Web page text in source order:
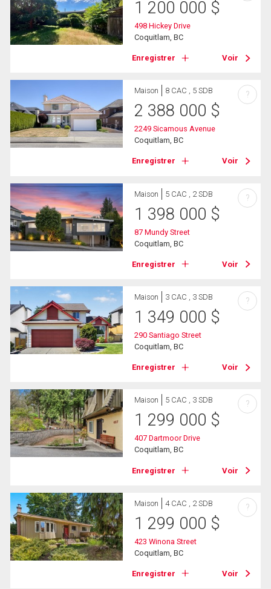
1 200 000 $
498 Hickey Drive
Coquitlam, BC
Enregistrer Voir
Maison 8 CAC , 5 SDB
2 388 000 $
2249 Sicamous Avenue
Coquitlam, BC
Enregistrer Voir
?
Maison 5 CAC , 2 SDB
1 398 000 $
87 Mundy Street
Coquitlam, BC
Enregistrer Voir
?
Maison 3 CAC , 3 SDB
1 349 000 $
290 Santiago Street
Coquitlam, BC
Enregistrer Voir
?
Maison 5 CAC , 3 SDB
1 299 000 $
407 Dartmoor Drive
Coquitlam, BC
Enregistrer Voir
?
Maison 4 CAC , 2 SDB
1 299 000 $
423 Winona Street
Coquitlam, BC
Enregistrer Voir
?